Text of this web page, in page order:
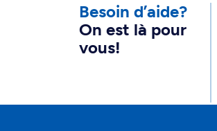
Besoin d’aide?
On est là pour
vous!